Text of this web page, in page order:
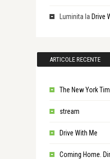
Luminita la Drive
ARTICOLE RECENTE
The New York
stream
Drive With Me
Coming Home.